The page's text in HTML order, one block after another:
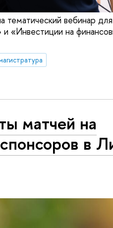
вебинар
«Инвестиции на
матчей на
в